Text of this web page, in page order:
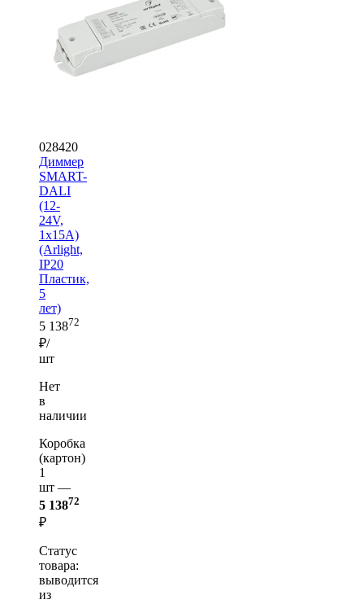
028420
Диммер
SMART-
DALI
(12-
24V,
1x15A)
(Arlight,
IP20
Пластик,
5
лет)
5 13872
₽/
шт
Нет
в
наличии
Коробка
(картон)
1
шт —
5 13872
₽
Статус
товара:
выводится
из